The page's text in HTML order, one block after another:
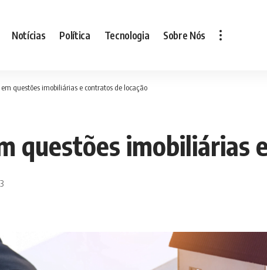
Notícias Política Tecnologia Sobre Nós
questões imobiliárias e contratos de locação
questões imobiliárias